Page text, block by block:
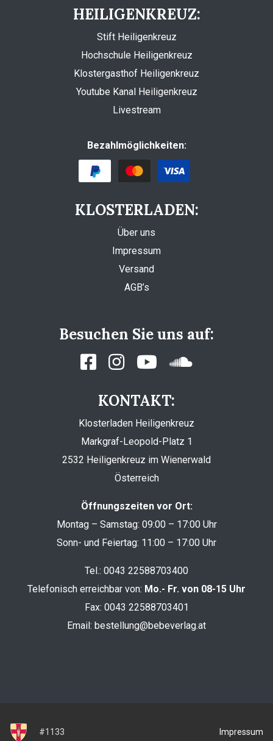
HEILIGENKREUZ:
Stift Heiligenkreuz
Hochschule Heiligenkreuz
Klostergasthof Heiligenkreuz
Youtube Kanal Heiligenkreuz
Livestream
Bezahlmöglichkeiten:
KLOSTERLADEN:
Über uns
Impressum
Versand
AGB’s
Besuchen Sie uns auf:
KONTAKT:
Klosterladen Heiligenkreuz
Markgraf-Leopold-Platz 1
2532 Heiligenkreuz im Wienerwald
Österreich
Öffnungszeiten vor Ort:
Montag – Samstag: 09:00 – 17:00 Uhr
Sonn- und Feiertag: 11:00 – 17:00 Uhr
Tel.: 0043 22588703400
Telefonisch erreichbar von: Mo.- Fr. von 08-15 Uhr
Fax: 0043 22588703401
Email: bestellung@bebeverlag.at
#1133 Impressum